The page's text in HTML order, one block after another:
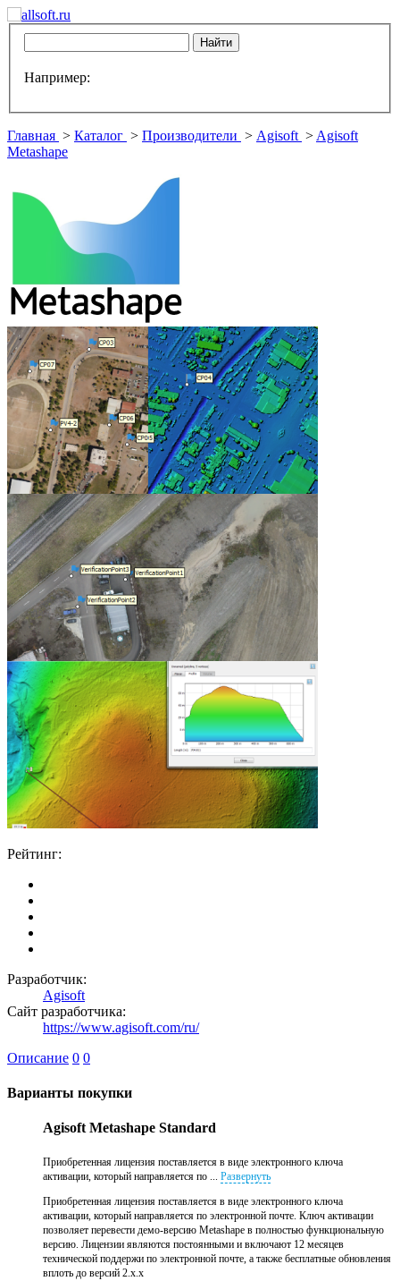
Например:
Главная > Каталог > Производители > Agisoft > Agisoft
Metashape
Рейтинг:
Разработчик:
Agisoft
Сайт разработчика:
https://www.agisoft.com/ru/
Описание 0 0
Варианты покупки
Agisoft Metashape Standard
Приобретенная лицензия поставляется в виде электронного ключа
активации, который направляется по ... Развернуть
Приобретенная лицензия поставляется в виде электронного ключа
активации, который направляется по электронной почте. Ключ активации
позволяет перевести демо-версию Metashape в полностью функциональную
версию. Лицензии являются постоянными и включают 12 месяцев
технической поддержи по электронной почте, а также бесплатные обновления
вплоть до версий 2.x.x